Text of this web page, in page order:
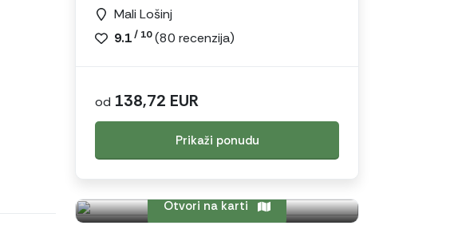
Mali Lošinj
9.1/ 10(80 recenzija)
od 138,72 EUR
Prikaži ponudu
Otvori na karti